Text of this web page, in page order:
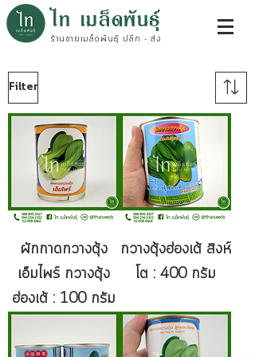
ไท เมล็ดพันธุ์
ร้านขายเมล็ดพันธุ์ ปลีก - ส่ง
Filter
ผักกาดกวางตุ้ง
เอ็มไพร์ กวางตุ้ง
ฮ่องเต้ : 100 กรัม
กวางตุ้งฮ่องเต้ สิงห์
โต : 400 กรัม